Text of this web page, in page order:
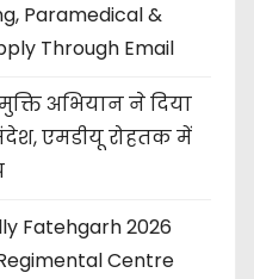
Paramedical &
Through Email
अभियान ने दिया
एमडीयू रोहतक में
Fatehgarh 2026
Centre